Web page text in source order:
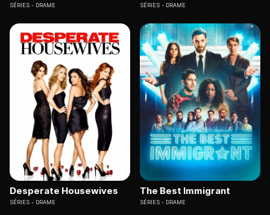
SÉRIES DRAME SÉRIES DRAME
Desperate Housewives
SÉRIES DRAME
The Best Immigrant
SÉRIES DRAME